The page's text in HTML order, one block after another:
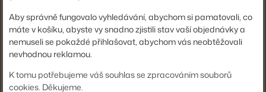
Info k
produktu:
Obsahuje konzoli pro upevnění na zeď. Na ni se organizér
nasune a po montáži zůstává zcela skryta.
Kód
produktu
NCP-382020
EAN 5707434059776
Aby správně fungovalo vyhledávání, abychom si pamatovali, co
máte v košíku, abyste vy snadno zjistili stav vaší objednávky a
nemuseli se pokaždé přihlašovat, abychom vás neobtěžovali
nevhodnou reklamou.
K tomu potřebujeme váš souhlas se zpracováním souborů
cookies. Děkujeme.